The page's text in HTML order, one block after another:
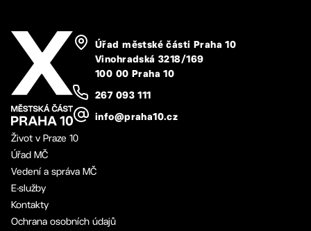
Úřad městské části Praha 10
Vinohradská 3218/169
100 00 Praha 10
267 093 111
info@praha10.cz
Život v Praze 10
Úřad MČ
Vedení a správa MČ
E-služby
Kontakty
Ochrana osobních údajů